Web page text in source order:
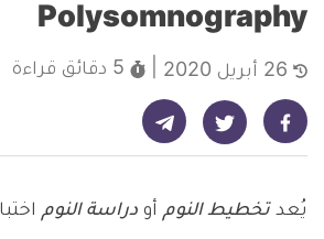
Polysomnography
5 دقائق قراءة
شارك على فيسبوك - ديلي ميديكال انفو شارك على تويتر - ديلي ميديكال انفو شارك على تيليجرام - ديلي ميديكال انفو
يُعد تخطيط النوم أو دراسة النوم